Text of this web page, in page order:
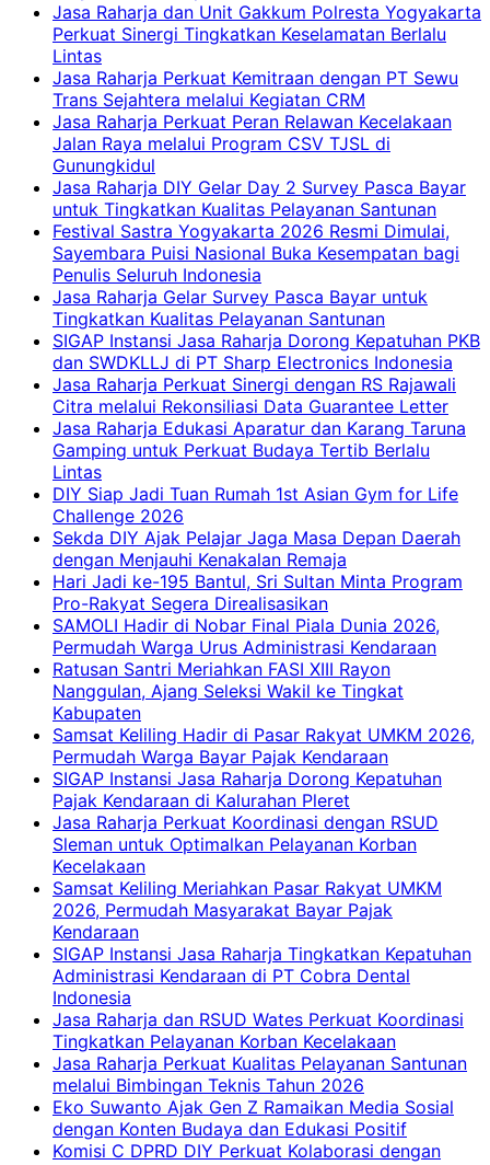
Jasa Raharja dan Unit Gakkum Polresta Yogyakarta
Perkuat Sinergi Tingkatkan Keselamatan Berlalu
Lintas
Jasa Raharja Perkuat Kemitraan dengan PT Sewu
Trans Sejahtera melalui Kegiatan CRM
Jasa Raharja Perkuat Peran Relawan Kecelakaan
Jalan Raya melalui Program CSV TJSL di
Gunungkidul
Jasa Raharja DIY Gelar Day 2 Survey Pasca Bayar
untuk Tingkatkan Kualitas Pelayanan Santunan
Festival Sastra Yogyakarta 2026 Resmi Dimulai,
Sayembara Puisi Nasional Buka Kesempatan bagi
Penulis Seluruh Indonesia
Jasa Raharja Gelar Survey Pasca Bayar untuk
Tingkatkan Kualitas Pelayanan Santunan
SIGAP Instansi Jasa Raharja Dorong Kepatuhan PKB
dan SWDKLLJ di PT Sharp Electronics Indonesia
Jasa Raharja Perkuat Sinergi dengan RS Rajawali
Citra melalui Rekonsiliasi Data Guarantee Letter
Jasa Raharja Edukasi Aparatur dan Karang Taruna
Gamping untuk Perkuat Budaya Tertib Berlalu
Lintas
DIY Siap Jadi Tuan Rumah 1st Asian Gym for Life
Challenge 2026
Sekda DIY Ajak Pelajar Jaga Masa Depan Daerah
dengan Menjauhi Kenakalan Remaja
Hari Jadi ke-195 Bantul, Sri Sultan Minta Program
Pro-Rakyat Segera Direalisasikan
SAMOLI Hadir di Nobar Final Piala Dunia 2026,
Permudah Warga Urus Administrasi Kendaraan
Ratusan Santri Meriahkan FASI XIII Rayon
Nanggulan, Ajang Seleksi Wakil ke Tingkat
Kabupaten
Samsat Keliling Hadir di Pasar Rakyat UMKM 2026,
Permudah Warga Bayar Pajak Kendaraan
SIGAP Instansi Jasa Raharja Dorong Kepatuhan
Pajak Kendaraan di Kalurahan Pleret
Jasa Raharja Perkuat Koordinasi dengan RSUD
Sleman untuk Optimalkan Pelayanan Korban
Kecelakaan
Samsat Keliling Meriahkan Pasar Rakyat UMKM
2026, Permudah Masyarakat Bayar Pajak
Kendaraan
SIGAP Instansi Jasa Raharja Tingkatkan Kepatuhan
Administrasi Kendaraan di PT Cobra Dental
Indonesia
Jasa Raharja dan RSUD Wates Perkuat Koordinasi
Tingkatkan Pelayanan Korban Kecelakaan
Jasa Raharja Perkuat Kualitas Pelayanan Santunan
melalui Bimbingan Teknis Tahun 2026
Eko Suwanto Ajak Gen Z Ramaikan Media Sosial
dengan Konten Budaya dan Edukasi Positif
Komisi C DPRD DIY Perkuat Kolaborasi dengan